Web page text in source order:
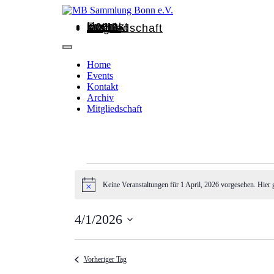
Home
Events
Kontakt
Archiv
Mitgliedschaft
Home
Events
Kontakt
Archiv
Mitgliedschaft
HinweisKeine Veranstaltungen für 1 April, 2026 vorgesehen. Hier
4/1/2026
Vorheriger Tag